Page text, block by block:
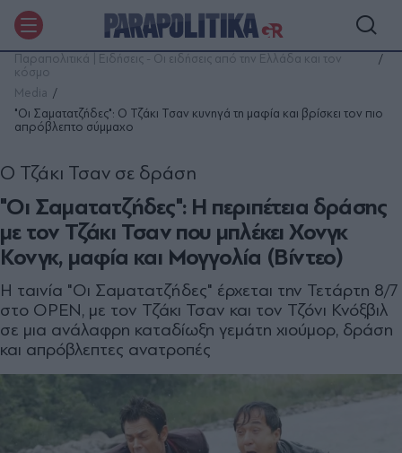
Παραπολιτικά | Ειδήσεις - Οι ειδήσεις από την Ελλάδα και τον
κόσμο
Media
"Οι Σαματατζήδες": Ο Τζάκι Τσαν κυνηγά τη μαφία και βρίσκει τον πιο
απρόβλεπτο σύμμαχο
"Οι Σαματατζήδες": Η περιπέτεια δράσης
με τον Τζάκι Τσαν που μπλέκει Χονγκ
Κονγκ, μαφία και Μογγολία (Βίντεο)
Ο Τζάκι Τσαν σε δράση
Η ταινία "Οι Σαματατζήδες" έρχεται την Τετάρτη 8/7
στο OPEN, με τον Τζάκι Τσαν και τον Τζόνι Κνόξβιλ
σε μια ανάλαφρη καταδίωξη γεμάτη χιούμορ, δράση
και απρόβλεπτες ανατροπές